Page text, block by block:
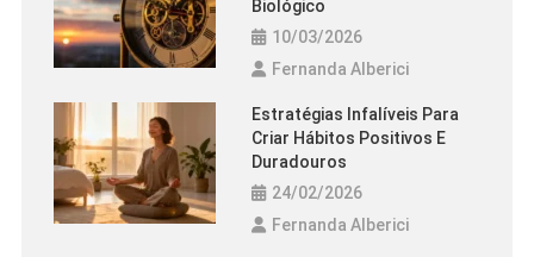
Biológico
10/03/2026
Fernanda Alberici
Estratégias Infalíveis Para
Criar Hábitos Positivos E
Duradouros
24/02/2026
Fernanda Alberici